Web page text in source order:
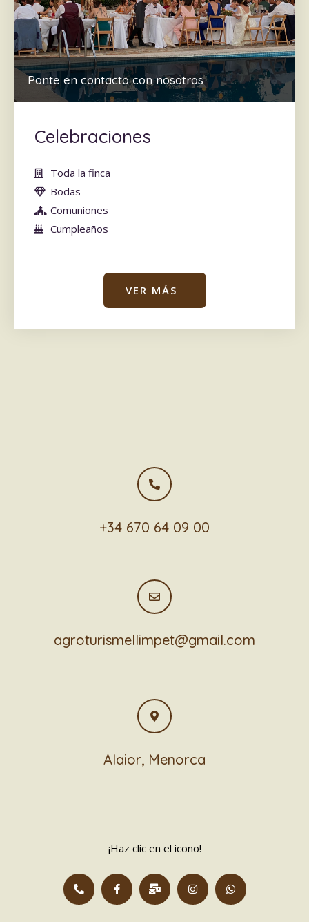
Ponte en contacto con nosotros
Celebraciones
Toda la finca
Bodas
Comuniones
Cumpleaños
VER MÁS
+34 670 64 09 00
agroturismellimpet@gmail.com
Alaior, Menorca
¡Haz clic en el icono!